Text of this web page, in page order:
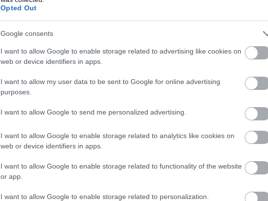
Opted Out
Google consents
I want to allow Google to enable storage related to advertising like cookies on
web or device identifiers in apps.
I want to allow my user data to be sent to Google for online advertising
purposes.
I want to allow Google to send me personalized advertising.
I want to allow Google to enable storage related to analytics like cookies on
web or device identifiers in apps.
I want to allow Google to enable storage related to functionality of the website
or app.
I want to allow Google to enable storage related to personalization.
Ακολουθήστε τοpronews.grστο Google News και μάθετε
πρώτοι όλες τις ειδήσεις
Δείτε μας ζωντανά στοYouTube,Twitch Telegram